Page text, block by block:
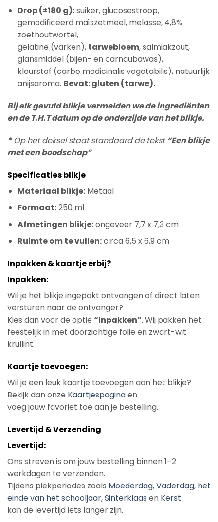
Drop (±180 g):suiker, glucosestroop,
gemodificeerd maïszetmeel, melasse, 4,8%
zoethoutwortel,
gelatine (varken), tarwebloem, salmiakzout,
glansmiddel (bijen- en carnaubawas),
kleurstof (carbo medicinalis vegetabilis), natuurlijk
anijsaroma. Bevat: gluten (tarwe).
Bij elk gevuld blikje vermelden we de ingrediënten
en de T.H.T datum op de onderzijde van het blikje.
*Op het deksel staat standaard de tekst“Een blikje
met een boodschap”
Specificaties blikje
Materiaal blikje:Metaal
Formaat:250 ml
Afmetingen blikje:ongeveer 7,7 x 7,3 cm
Ruimte om te vullen:circa 6,5 x 6,9 cm
Inpakken & kaartje erbij?
Inpakken:
Wil je het blikje ingepakt ontvangen of direct laten
versturen naar de ontvanger?
Kies dan voor de optie “Inpakken”. Wij pakken het
feestelijk in met doorzichtige folie en zwart-wit
krullint.
Kaartje toevoegen:
Wil je een leuk kaartje toevoegen aan het blikje?
Bekijk dan onze Kaartjespaginaen
voeg jouw favoriet toe aan je bestelling.
Levertijd & Verzending
Levertijd:
Ons streven is om jouw bestelling binnen 1–2
werkdagen te verzenden.
Tijdens piekperiodes zoals Moederdag,Vaderdag, het
einde van het schooljaar,Sinterklaas en Kerst
kan de levertijd iets langer zijn.